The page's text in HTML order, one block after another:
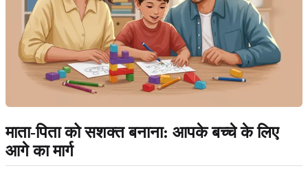
माता-पिता को सशक्त बनाना: आपके बच्चे के लिए
आगे का मार्ग